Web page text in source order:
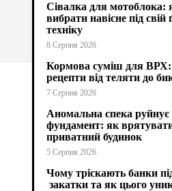
Сівалка для мотоблока:
вибрати навісне під свій
техніку
8 Серпня 2026
Кормова суміш для ВРХ:
рецепти від теляти до
7 Серпня 2026
Аномальна спека руйнує
фундамент: як
приватний будинок
5 Серпня 2026
Чому тріскають банки
закатки та як цього